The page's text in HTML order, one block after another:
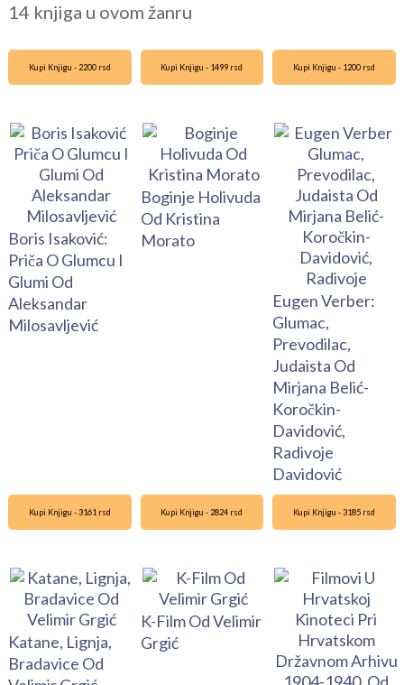
14 knjiga u ovom žanru
Kupi Knjigu - 2200 rsd
Boris Isaković:
Priča O Glumcu I
Glumi Od
Aleksandar
Milosavljević
Kupi Knjigu - 1499 rsd
Boginje Holivuda
Od Kristina
Morato
Kupi Knjigu - 1200 rsd
Eugen Verber:
Glumac,
Prevodilac,
Judaista Od
Mirjana Belić-
Koročkin-
Davidović,
Radivoje
Davidović
Kupi Knjigu - 3161 rsd
Katane, Lignja,
Bradavice Od
Kupi Knjigu - 2824 rsd
K-Film Od Velimir
Grgić
Kupi Knjigu - 3185 rsd